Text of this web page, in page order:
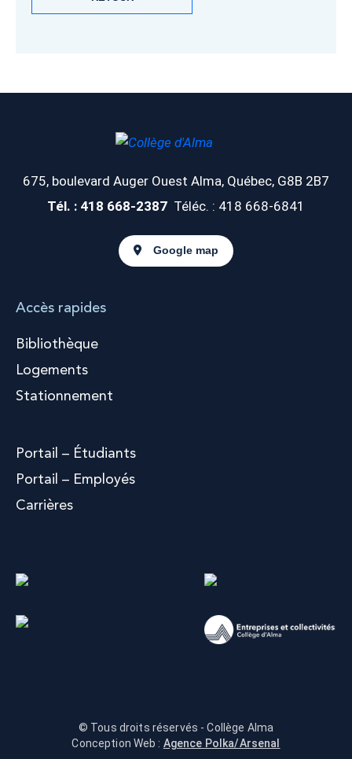
675, boulevard Auger Ouest Alma, Québec, G8B 2B7
Tél. : 418 668-2387 Téléc. : 418 668-6841
Google map
Accès rapides
Bibliothèque
Logements
Stationnement
Portail – Étudiants
Portail – Employés
Carrières
© Tous droits réservés - Collège Alma
Conception Web : Agence Polka/Arsenal